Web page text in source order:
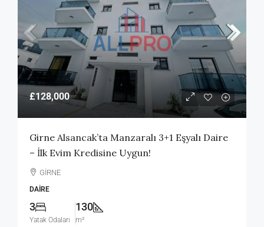
£128,000
Girne Alsancak’ta Manzaralı 3+1 Eşyalı Daire
– İlk Evim Kredisine Uygun!
GİRNE
DAIRE
3
Yatak Odaları
130
m²